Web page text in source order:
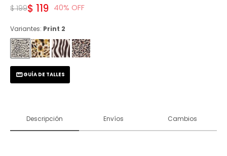
$ 119
$ 199 40
Variantes: Print 2
GUÍA DE TALLES
Descripción Envíos Cambios